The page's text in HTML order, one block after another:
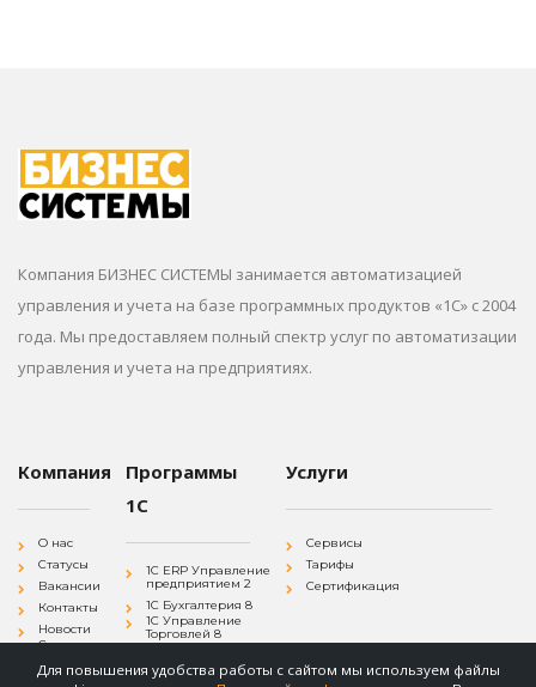
Компания БИЗНЕС СИСТЕМЫ занимается автоматизацией
управления и учета на базе программных продуктов «1С» с 2004
года. Мы предоставляем полный спектр услуг по автоматизации
управления и учета на предприятиях.
Компания
О нас
Статусы
Вакансии
Контакты
Новости
Согласие на
персональных
Программы
1С
1С ERP Управление
предприятием 2
1С Бухгалтерия 8
1С Управление
Торговлей 8
Управление
Персоналом 8
Услуги
Сервисы
Тарифы
Сертификация
Для повышения удобства работы с сайтом мы используем файлы